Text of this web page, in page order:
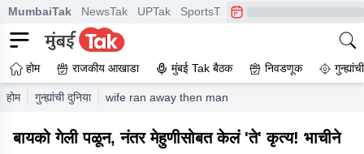
MumbaiTak NewsTak UPTak SportsTak CrimeTak
होम राजकीय आखाडा मुंबई Tak बैठक निवडणूक
होम गुन्ह्यांची दुनिया wife ran away then man did that thing with sister
बायको गेली पळून, नंतर मेहुणीसोबत केलं 'ते' कृत्य! भाचीने